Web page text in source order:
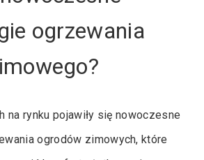
ogrzewania
na rynku pojawiły się nowoczesne
ogrodów zimowych, które